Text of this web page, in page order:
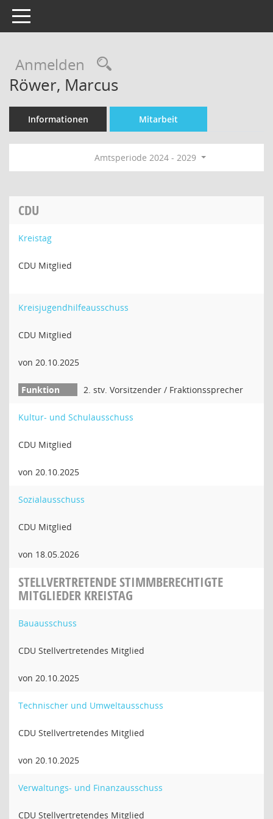
Toggle navigation
Anmelden Rechercheauswahl
Röwer, Marcus
Informationen Mitarbeit
Amtsperiode 2024 - 2029
CDU
Kreistag
CDU Mitglied
Kreisjugendhilfeausschuss
CDU Mitglied
von 20.10.2025
2. stv. Vorsitzender / Fraktionssprecher
Kultur- und Schulausschuss
CDU Mitglied
von 20.10.2025
Sozialausschuss
CDU Mitglied
von 18.05.2026
STELLVERTRETENDE STIMMBERECHTIGTE
MITGLIEDER KREISTAG
Bauausschuss
CDU Stellvertretendes Mitglied
von 20.10.2025
Technischer und Umweltausschuss
CDU Stellvertretendes Mitglied
von 20.10.2025
Verwaltungs- und Finanzausschuss
CDU Stellvertretendes Mitglied